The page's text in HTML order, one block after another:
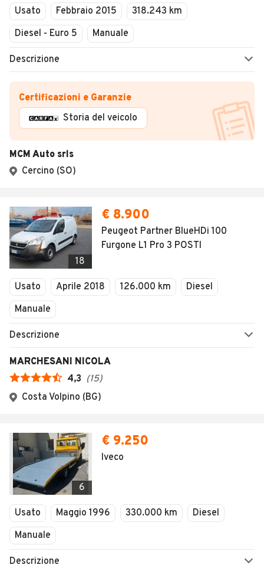
Usato Febbraio 2015
318.243 km
Diesel - Euro 5
Manuale
Descrizione
Certificazioni e Garanzie
Storia del veicolo
MCM Auto srls
Cercino (SO)
18
€ 8.900
Peugeot Partner BlueHDi 100
Furgone L1 Pro 3 POSTI
Usato Aprile 2018 126.000 km
Diesel
Manuale
Descrizione
MARCHESANI NICOLA
4,3 (15)
Costa Volpino (BG)
6
€ 9.250
Iveco
Usato Maggio 1996 330.000 km
Diesel
Manuale
Descrizione